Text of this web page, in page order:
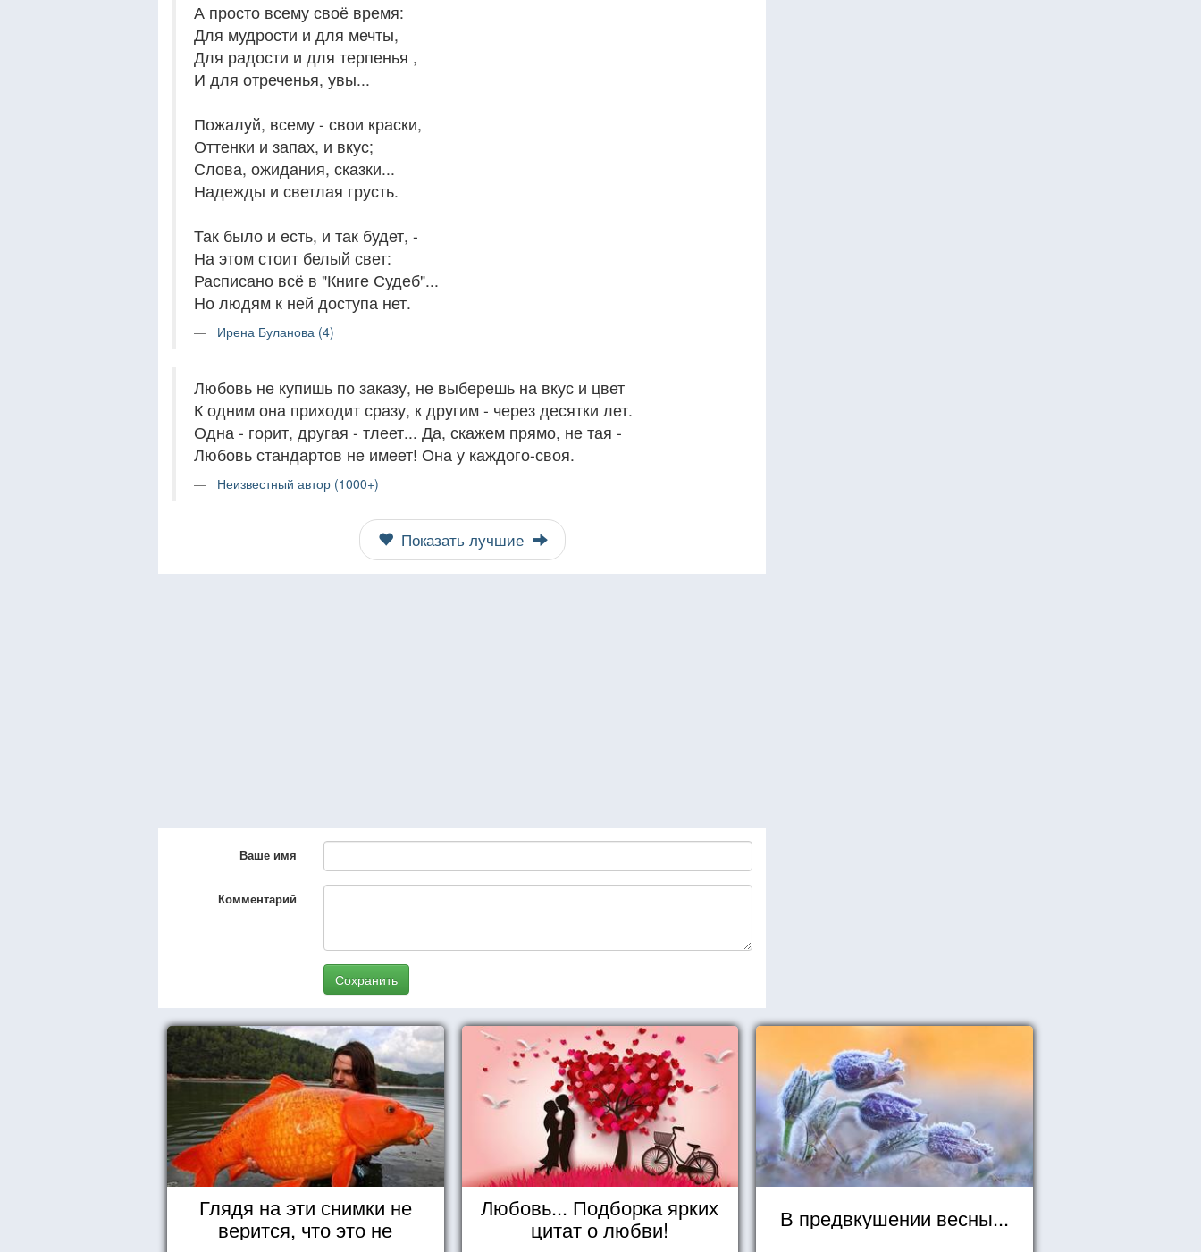
А просто всему своё время:
Для мудрости и для мечты,
Для радости и для терпенья ,
И для отреченья, увы...
Пожалуй, всему - свои краски,
Оттенки и запах, и вкус;
Слова, ожидания, сказки...
Надежды и светлая грусть.
Так было и есть, и так будет, -
На этом стоит белый свет:
Расписано всё в "Книге Судеб"...
Но людям к ней доступа нет.
Ирена Буланова (4)
Любовь не купишь по заказу, не выберешь на вкус и цвет
К одним она приходит сразу, к другим - через десятки лет.
Одна - горит, другая - тлеет... Да, скажем прямо, не тая -
Любовь стандартов не имеет! Она у каждого-своя.
Неизвестный автор (1000+)
Показать лучшие
Ваше имя
Комментарий
Сохранить
Глядя на эти снимки не
верится, что это не
Любовь... Подборка ярких
цитат о любви!
В предвкушении весны...